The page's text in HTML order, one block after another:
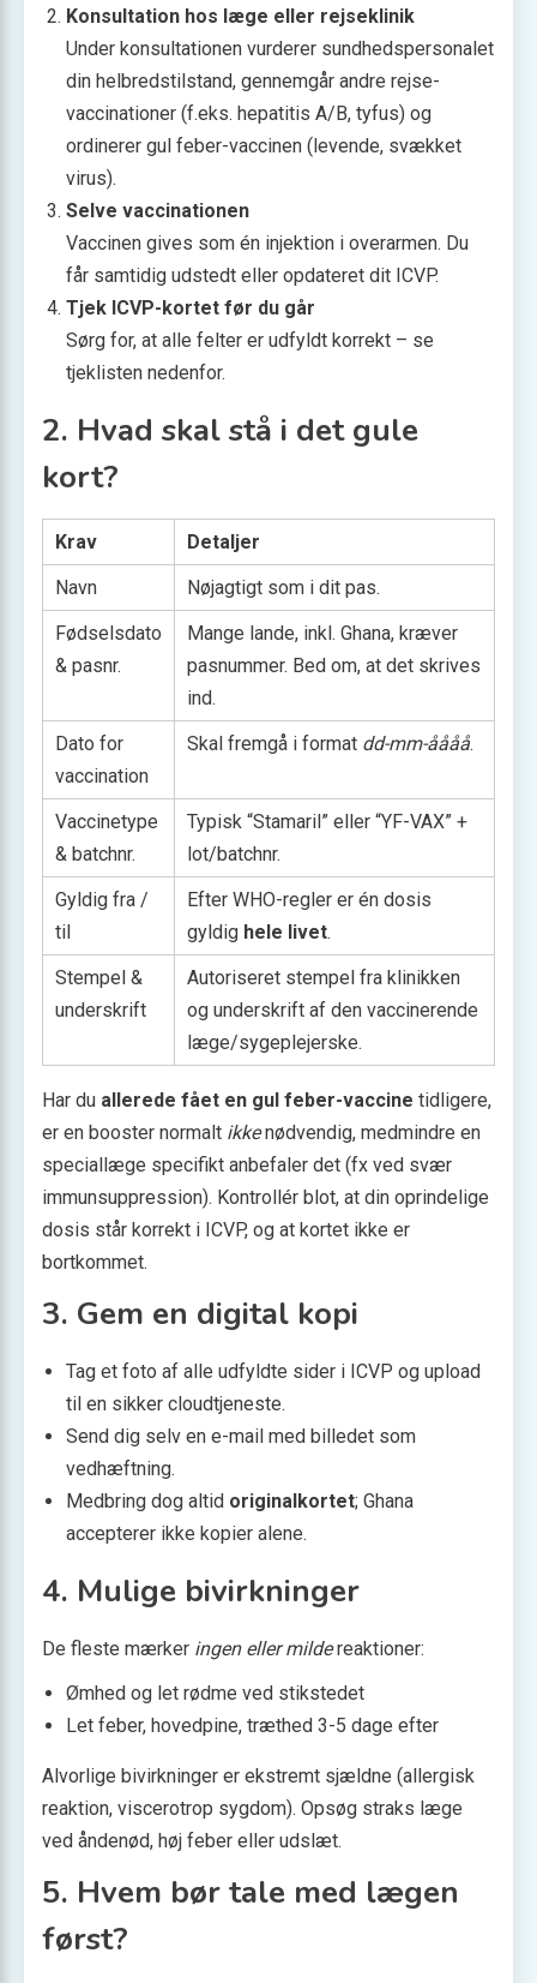
Konsultation hos læge eller rejseklinik
Under konsultationen vurderer sundheds­personalet
din helbredstilstand, gennemgår andre rejse­
vaccinationer (f.eks. hepatitis A/B, tyfus) og
ordinerer gul feber-vaccinen (levende, svækket
virus).
Selve vaccinationen
Vaccinen gives som én injektion i overarmen. Du
får samtidig udstedt eller opdateret dit ICVP.
Tjek ICVP-kortet før du går
Sørg for, at alle felter er udfyldt korrekt – se
tjeklisten nedenfor.
2. Hvad skal stå i det gule
kort?
Krav
Detaljer
Navn
Nøjagtigt som i dit pas.
Fødselsdato
& pasnr.
Mange lande, inkl. Ghana, kræver
pasnummer. Bed om, at det skrives
ind.
Dato for
vaccination
Skal fremgå i format dd-mm-åååå.
Vaccine­type
& batchnr.
Typisk “Stamaril” eller “YF-VAX” +
lot/batchnr.
Gyldig fra /
til
Efter WHO-regler er én dosis
gyldig hele livet.
Stempel &
underskrift
Autoriseret stempel fra klinikken
og underskrift af den vaccinerende
læge/sygeplejerske.
Har du allerede fået en gul feber-vaccine tidligere,
er en booster normalt ikkenødvendig, medmindre en
speciallæge specifikt anbefaler det (fx ved svær
immunsuppression). Kontrollér blot, at din oprindelige
dosis står korrekt i ICVP, og at kortet ikke er
bortkommet.
3. Gem en digital kopi
Tag et foto af alle udfyldte sider i ICVP og upload
til en sikker cloudtjeneste.
Send dig selv en e-mail med billedet som
vedhæftning.
Medbring dog altid originalkortet; Ghana
accepterer ikke kopier alene.
4. Mulige bivirkninger
De fleste mærker ingen eller mildereaktioner:
Ømhed og let rødme ved stikstedet
Let feber, hovedpine, træthed 3-5 dage efter
Alvorlige bivirkninger er ekstremt sjældne (allergisk
reaktion, viscerotrop sygdom). Opsøg straks læge
ved åndenød, høj feber eller udslæt.
5. Hvem bør tale med lægen
først?